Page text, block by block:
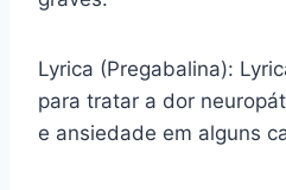
Lyrica (Pregabalina):
para tratar a dor
e ansiedade em alguns